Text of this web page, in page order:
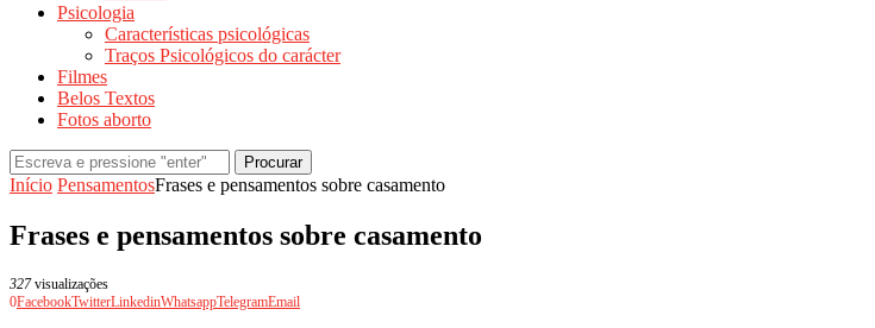
Psicologia
Características psicológicas
Traços Psicológicos do carácter
Filmes
Belos Textos
Fotos aborto
Procurar
Início PensamentosFrases e pensamentos sobre casamento
Frases e pensamentos sobre casamento
327visualizações
0FacebookTwitterLinkedinWhatsappTelegramEmail